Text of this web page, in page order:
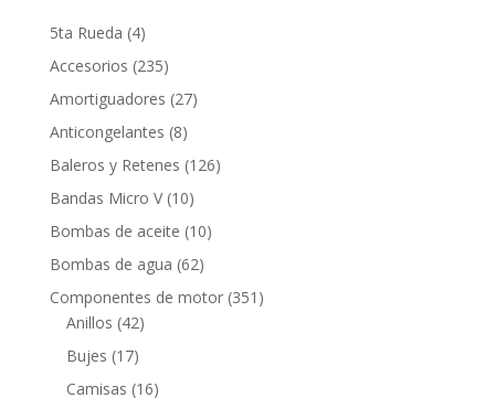
5ta Rueda 44
productos
Accesorios 235235
productos
Amortiguadores 2727
Anticongelantes 88
productos
Baleros y Retenes 126126
Bandas Micro V 1010
productos
Bombas de aceite 1010
Bombas de agua 6262
productos
Componentes de motor 351 351
Anillos 4242
Bujes 1717
productos
Camisas 1616